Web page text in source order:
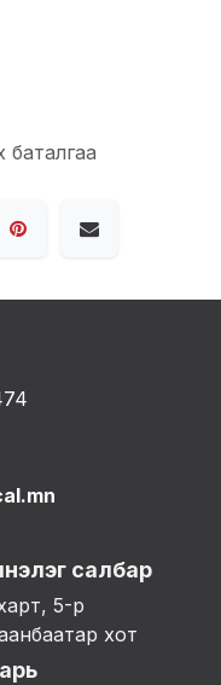
салбар
5-р
хот